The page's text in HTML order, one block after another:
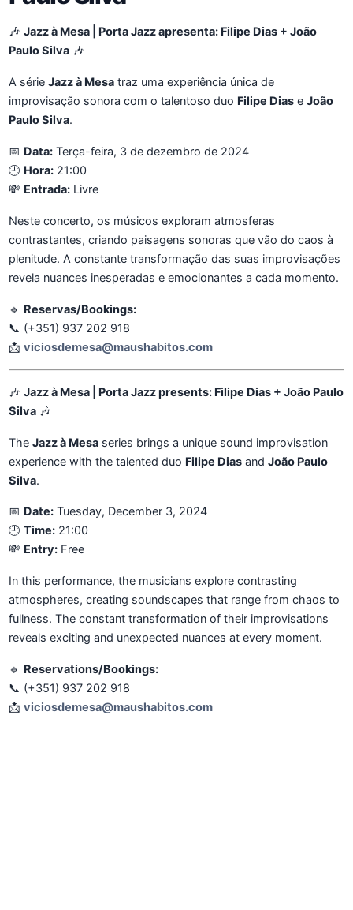
🎶 Jazz à Mesa | Porta Jazz apresenta: Filipe Dias + João
Paulo Silva 🎶
A série Jazz à Mesa traz uma experiência única de
improvisação sonora com o talentoso duo Filipe Dias e João
Paulo Silva.
📅 Data: Terça-feira, 3 de dezembro de 2024
🕘 Hora: 21:00
💸 Entrada: Livre
Neste concerto, os músicos exploram atmosferas
contrastantes, criando paisagens sonoras que vão do caos à
plenitude. A constante transformação das suas improvisações
revela nuances inesperadas e emocionantes a cada momento.
🔹 Reservas/Bookings:
📞 (+351) 937 202 918
📩 viciosdemesa@maushabitos.com
🎶 Jazz à Mesa | Porta Jazz presents: Filipe Dias + João Paulo
Silva 🎶
The Jazz à Mesa series brings a unique sound improvisation
experience with the talented duo Filipe Dias and João Paulo
Silva.
📅 Date: Tuesday, December 3, 2024
🕘 Time: 21:00
💸 Entry: Free
In this performance, the musicians explore contrasting
atmospheres, creating soundscapes that range from chaos to
fullness. The constant transformation of their improvisations
reveals exciting and unexpected nuances at every moment.
🔹 Reservations/Bookings:
📞 (+351) 937 202 918
📩 viciosdemesa@maushabitos.com